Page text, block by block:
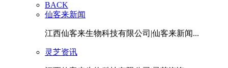
BACK
仙客来新闻
江西仙客来生物科技有限公司|仙客来新闻...
灵芝资讯